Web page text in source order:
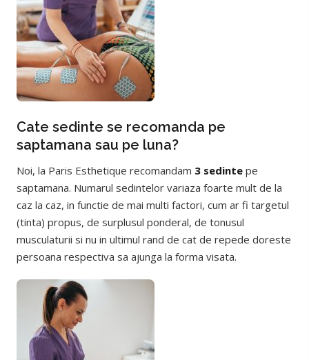
Cate sedinte se recomanda pe
saptamana sau pe luna?
Noi, la Paris Esthetique recomandam 3 sedinte pe
saptamana. Numarul sedintelor variaza foarte mult de la
caz la caz, in functie de mai multi factori, cum ar fi targetul
(tinta) propus, de surplusul ponderal, de tonusul
musculaturii si nu in ultimul rand de cat de repede doreste
persoana respectiva sa ajunga la forma visata.